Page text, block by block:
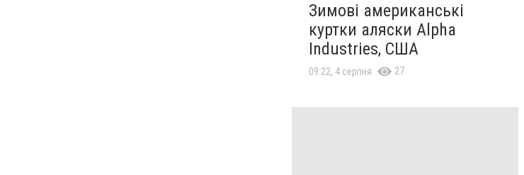
Зимові американські
куртки аляски Alpha
Industries, США
09:22, 4 серпня 27